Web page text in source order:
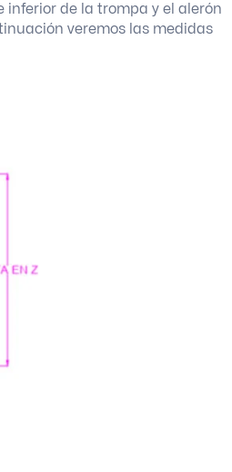
inferior de la trompa y el alerón
veremos las medidas